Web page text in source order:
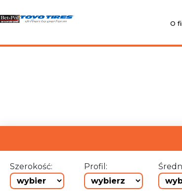
O
Szerokość: Profil: